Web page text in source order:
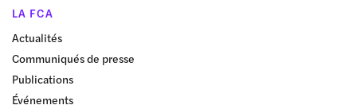
LA FCA
Actualités
Communiqués de presse
Publications
Événements